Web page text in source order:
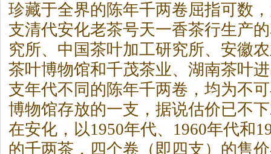
珍藏于全界的陈年千两卷屈指可数
支清代安化老茶号天一香茶行生产
究所、中国茶叶加工研究所、安徽
茶叶博物馆和千茂茶业、湖南茶叶
支年代不同的陈年千两卷，均为不
博物馆存放的一支，据说估价已不
在安化，以1950年代、1960年代和
的千两茶，四个卷（即四支）的售